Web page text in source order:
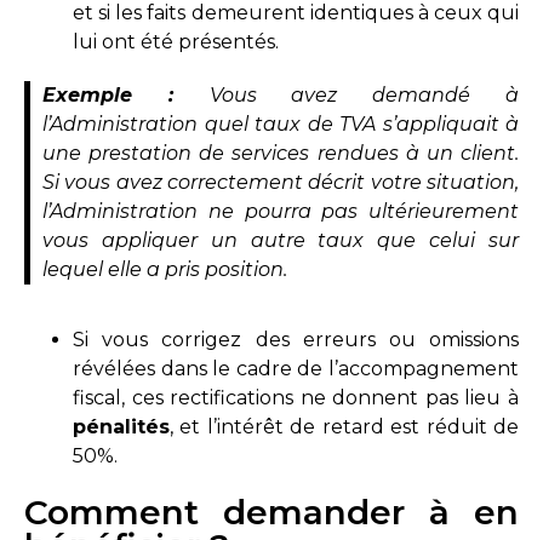
et si les faits demeurent identiques à ceux qui
lui ont été présentés.
Exemple : Vous avez demandé à
l’Administration quel taux de TVA s’appliquait à
une prestation de services rendues à un client.
Si vous avez correctement décrit votre situation,
l’Administration ne pourra pas ultérieurement
vous appliquer un autre taux que celui sur
lequel elle a pris position.
Si vous corrigez des erreurs ou omissions
révélées dans le cadre de l’accompagnement
fiscal, ces rectifications ne donnent pas lieu à
pénalités, et l’intérêt de retard est réduit de
50%.
Comment demander à en